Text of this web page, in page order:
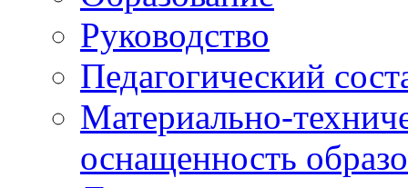
Руководство
Педагогический
Материально-
оснащенность